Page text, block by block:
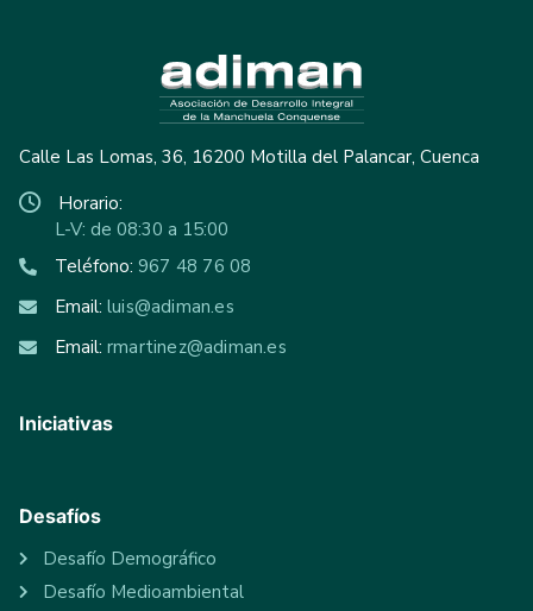
Calle Las Lomas, 36, 16200 Motilla del Palancar, Cuenca
Horario:
L-V: de 08:30 a 15:00
Teléfono: 967 48 76 08
Email: luis@adiman.es
Email: rmartinez@adiman.es
Iniciativas
Desafíos
Desafío Demográfico
Desafío Medioambiental